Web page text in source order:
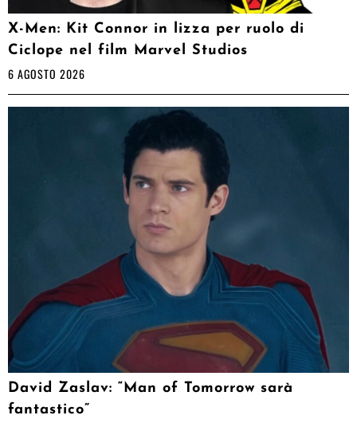
X-Men: Kit Connor in lizza per ruolo di
Ciclope nel film Marvel Studios
6 AGOSTO 2026
David Zaslav: “Man of Tomorrow sarà
fantastico”